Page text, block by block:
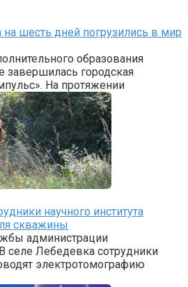
шесть дней погрузились в мир
образования
завершилась городская
На протяжении
научного института
скважины
администрации
селе Лебедевка сотрудники
электротомографию